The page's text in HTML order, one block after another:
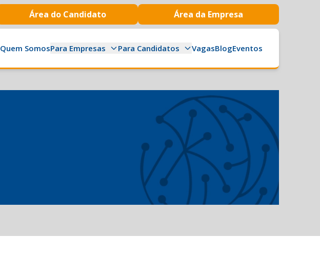
Área do Candidato Área da Empresa
Quem SomosPara Empresas Para Candidatos VagasBlogEventos